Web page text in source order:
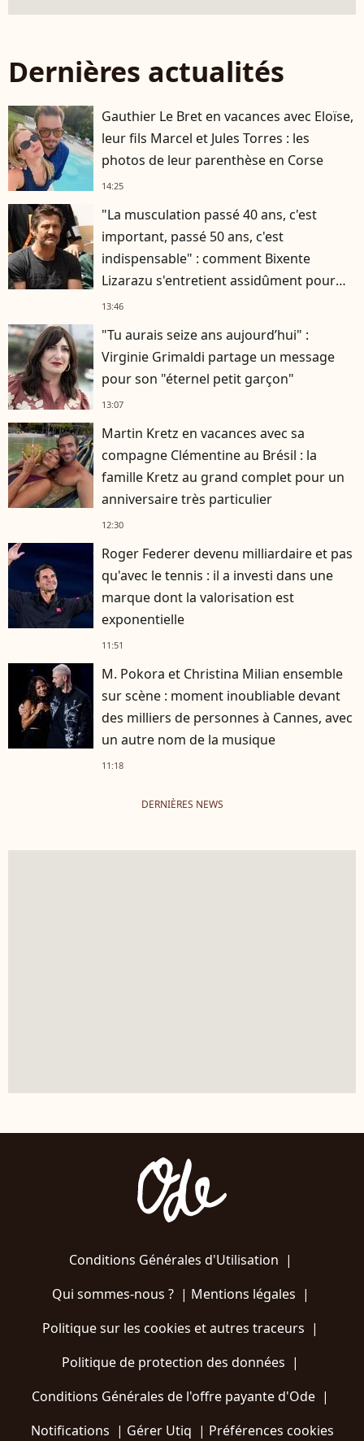
Dernières actualités
Gauthier Le Bret en vacances avec Eloïse,
leur fils Marcel et Jules Torres : les
photos de leur parenthèse en Corse
14:25
"La musculation passé 40 ans, c'est
important, passé 50 ans, c'est
indispensable" : comment Bixente
Lizarazu s'entretient assidûment pour
rester musclé à 56 ans ?
13:46
"Tu aurais seize ans aujourd’hui" :
Virginie Grimaldi partage un message
pour son "éternel petit garçon"
13:07
Martin Kretz en vacances avec sa
compagne Clémentine au Brésil : la
famille Kretz au grand complet pour un
anniversaire très particulier
12:30
Roger Federer devenu milliardaire et pas
qu'avec le tennis : il a investi dans une
marque dont la valorisation est
exponentielle
11:51
M. Pokora et Christina Milian ensemble
sur scène : moment inoubliable devant
des milliers de personnes à Cannes, avec
un autre nom de la musique
11:18
DERNIÈRES NEWS
Conditions Générales d'Utilisation |
Qui sommes-nous ?| Mentions légales |
Politique sur les cookies et autres traceurs |
Politique de protection des données |
Conditions Générales de l'offre payante d'Ode |
Notifications | Gérer Utiq | Préférences cookies